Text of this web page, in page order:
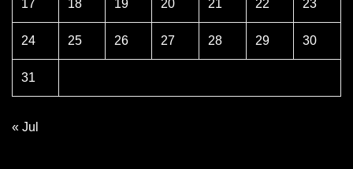
17 18 19 20 21 22 23
24 25 26 27 28 29 30
31
« Jul